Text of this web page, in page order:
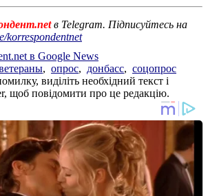
в Telegram. Підписуйтесь на
korrespondentnet
в Google News
, опрос, донбасс, соцопрос
виділіть необхідний текст і
щоб повідомити про це редакцію.